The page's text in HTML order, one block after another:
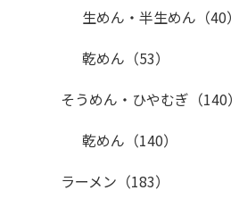
生めん・半生めん（40）
乾めん（53）
そうめん・ひやむぎ（140）
乾めん（140）
ラーメン（183）